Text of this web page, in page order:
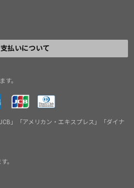
払いについて
す。
」「アメリカン・エキスプレス」「ダイナ
。